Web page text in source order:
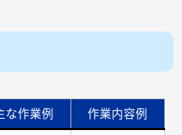
な作業例 作業内容例